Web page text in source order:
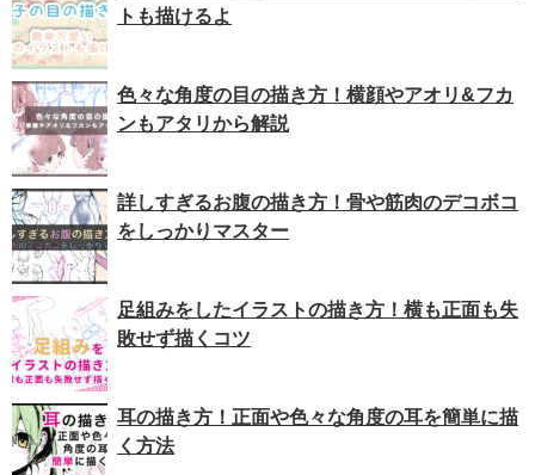
トも描けるよ
色々な角度の目の描き方！横顔やアオリ&フカ
ンもアタリから解説
詳しすぎるお腹の描き方！骨や筋肉のデコボコ
をしっかりマスター
足組みをしたイラストの描き方！横も正面も失
敗せず描くコツ
耳の描き方！正面や色々な角度の耳を簡単に描
く方法